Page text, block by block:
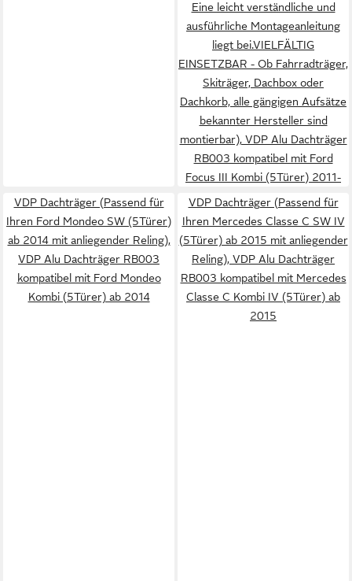
Eine leicht verständliche und
ausführliche Montageanleitung
liegt bei.VIELFÄLTIG
EINSETZBAR - Ob Fahrradträger,
Skiträger, Dachbox oder
Dachkorb, alle gängigen Aufsätze
bekannter Hersteller sind
montierbar), VDP Alu Dachträger
RB003 kompatibel mit Ford
Focus III Kombi (5Türer) 2011-
2018
VDP Dachträger (Passend für
Ihren Ford Mondeo SW (5Türer)
ab 2014 mit anliegender Reling),
VDP Alu Dachträger RB003
kompatibel mit Ford Mondeo
Kombi (5Türer) ab 2014
VDP Dachträger (Passend für
Ihren Mercedes Classe C SW IV
(5Türer) ab 2015 mit anliegender
Reling), VDP Alu Dachträger
RB003 kompatibel mit Mercedes
Classe C Kombi IV (5Türer) ab
2015